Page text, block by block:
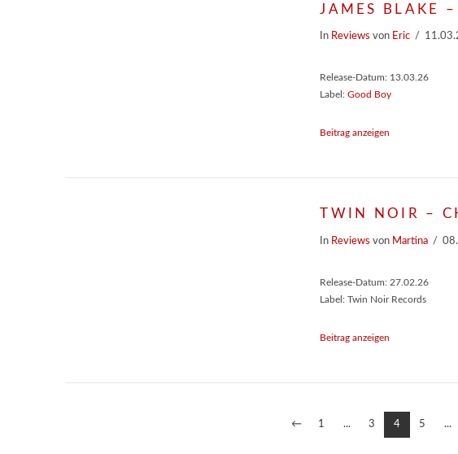
JAMES BLAKE
In Reviews von Eric
Release-Datum: 13.03.26
Label:Good Boy
Beitrag anzeigen
TWIN NOIR –
In Reviews von Martina
Release-Datum: 27.02.26
Label: Twin Noir Records
Beitrag anzeigen
← 1 ... 3 4 5 ...